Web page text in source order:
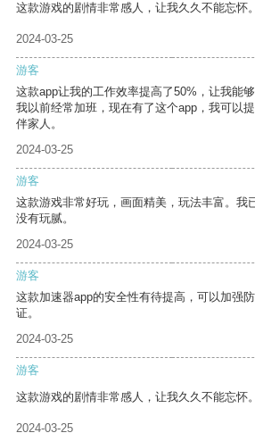
这款游戏的剧情非常感人，让我久久不能忘怀。
2024-03-25
游客
这款app让我的工作效率提高了50%，让我能
我以前经常加班，现在有了这个app，我可以
伴家人。
2024-03-25
游客
这款游戏非常好玩，画面精美，玩法丰富。我
没有玩腻。
2024-03-25
游客
这款加速器app的安全性有待提高，可以加强
证。
2024-03-25
游客
这款游戏的剧情非常感人，让我久久不能忘怀。
2024-03-25